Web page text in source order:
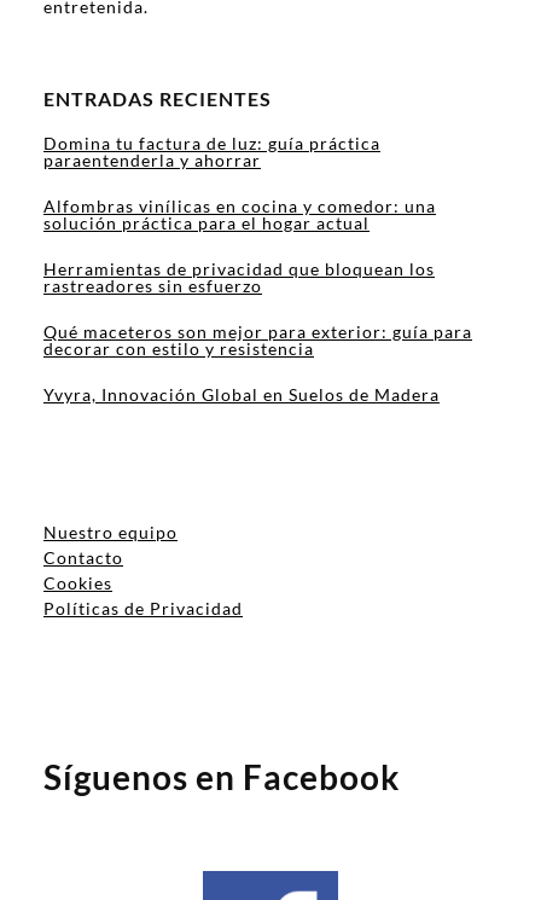
entretenida.
ENTRADAS RECIENTES
Domina tu factura de luz: guía práctica
paraentenderla y ahorrar
Alfombras vinílicas en cocina y comedor: una
solución práctica para el hogar actual
Herramientas de privacidad que bloquean los
rastreadores sin esfuerzo
Qué maceteros son mejor para exterior: guía para
decorar con estilo y resistencia
Yvyra, Innovación Global en Suelos de Madera
Nuestro equipo
Contacto
Cookies
Políticas de Privacidad
Síguenos en Facebook